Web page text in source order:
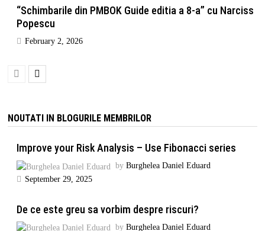
“Schimbarile din PMBOK Guide editia a 8-a” cu Narciss
Popescu
February 2, 2026
NOUTATI IN BLOGURILE MEMBRILOR
Improve your Risk Analysis – Use Fibonacci series
by Burghelea Daniel Eduard
September 29, 2025
De ce este greu sa vorbim despre riscuri?
by Burghelea Daniel Eduard